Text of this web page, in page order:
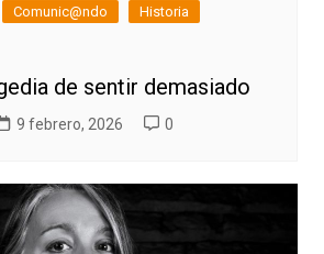
Comunic@ndo
Historia
de sentir demasiado
9 febrero, 2026 0